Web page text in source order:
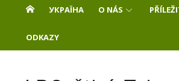
УКРАЇНА O NÁS
ODKAZY